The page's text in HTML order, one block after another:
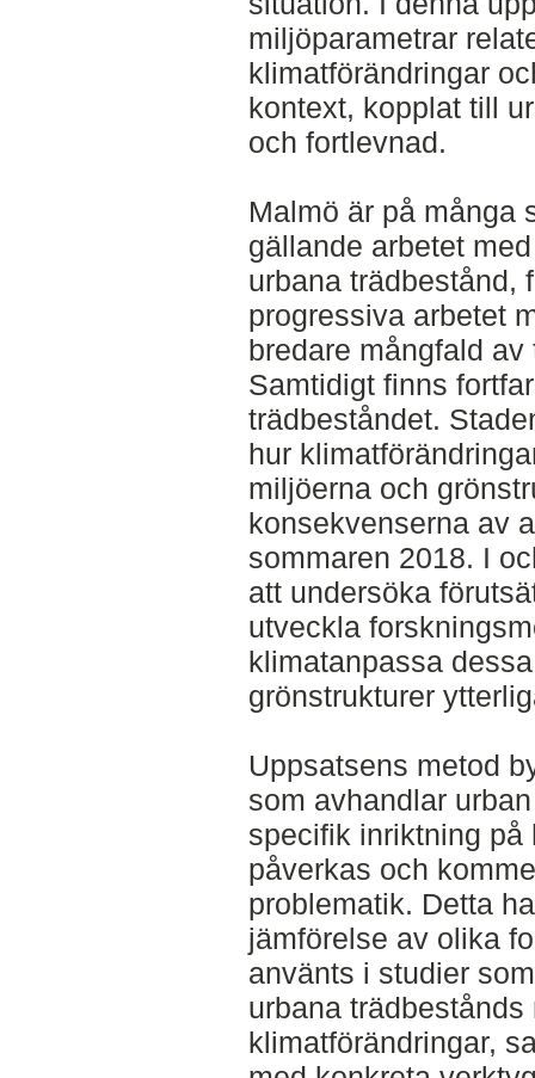
miljöparametrar
klimatförändringar
kontext, kopplat till
och fortlevnad.
Malmö är på många
gällande arbetet
urbana trädbestånd,
progressiva arbetet
bredare mångfald
Samtidigt finns
trädbeståndet.
hur
miljöerna och
konsekvenserna av
sommaren 2018. I
att undersöka
utveckla
klimatanpassa
grönstrukturer
Uppsatsens metod
som avhandlar
specifik inriktning på
påverkas och
problematik. Detta
jämförelse av olika
använts i studier
urbana
klimatförändringar,